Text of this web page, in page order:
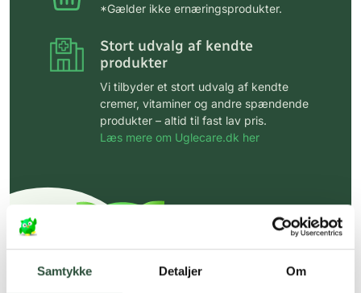
Samtykke Detaljer Om
*Gælder ikke ernæringsprodukter.
Stort udvalg af kendte
produkter
Vi tilbyder et stort udvalg af kendte
cremer, vitaminer og andre spændende
produkter – altid til fast lav pris.
Læs mere om Uglecare.dk her